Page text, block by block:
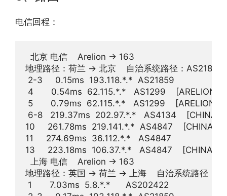
电信回程：
  北京 电信    Arelion -> 163
地理路径：荷兰 -> 北京    自治系统路径：
2-3     0.15ms  193.118.*.*  AS21859
4       0.54ms  62.115.*.*   AS1299    [ARELION-
5       0.79ms  62.115.*.*   AS1299    [ARELION-
6-8   219.37ms  202.97.*.*   AS4134
10     261.78ms  219.141.*.*  AS4847
11     274.69ms  36.112.*.*   AS4847
13     223.18ms  106.37.*.*   AS4847
  上海 电信    Arelion -> 163
地理路径：英国 -> 荷兰 -> 上海    自治系统路径
1       7.03ms  5.8.*.*      AS202422